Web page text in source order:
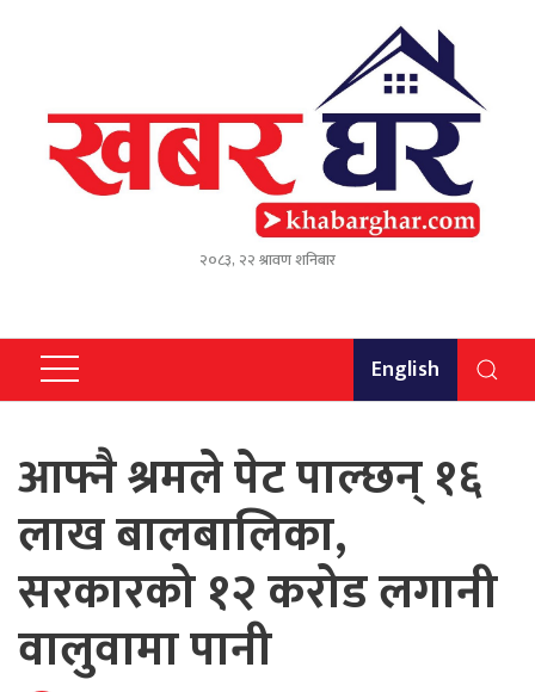
२०८३, २२ श्रावण शनिबार
English
आफ्नै श्रमले पेट पाल्छन् १६
लाख बालबालिका,
सरकारको १२ करोड लगानी
वालुवामा पानी